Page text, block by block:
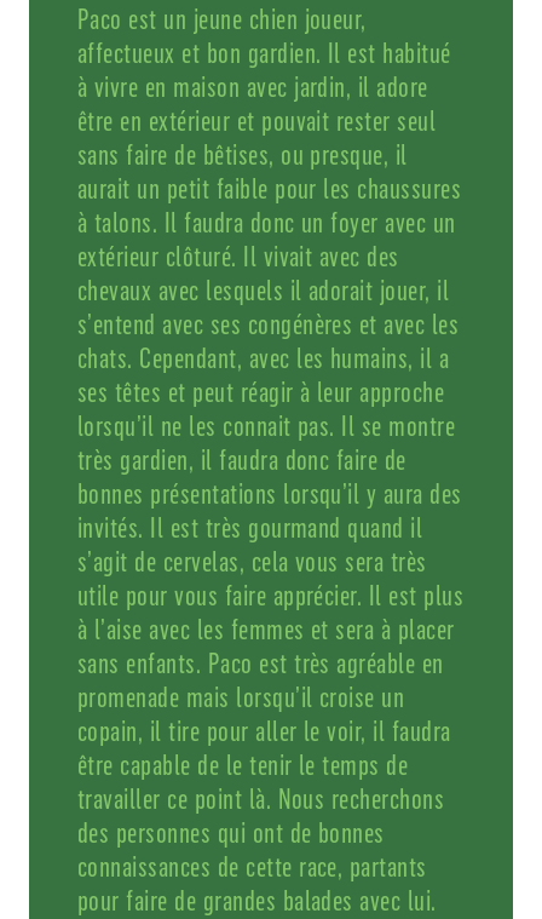
Paco est un jeune chien joueur,
affectueux et bon gardien. Il est habitué
à vivre en maison avec jardin, il adore
être en extérieur et pouvait rester seul
sans faire de bêtises, ou presque, il
aurait un petit faible pour les chaussures
à talons. Il faudra donc un foyer avec un
extérieur clôturé. Il vivait avec des
chevaux avec lesquels il adorait jouer, il
s’entend avec ses congénères et avec les
chats. Cependant, avec les humains, il a
ses têtes et peut réagir à leur approche
lorsqu’il ne les connait pas. Il se montre
très gardien, il faudra donc faire de
bonnes présentations lorsqu’il y aura des
invités. Il est très gourmand quand il
s’agit de cervelas, cela vous sera très
utile pour vous faire apprécier. Il est plus
à l’aise avec les femmes et sera à placer
sans enfants. Paco est très agréable en
promenade mais lorsqu’il croise un
copain, il tire pour aller le voir, il faudra
être capable de le tenir le temps de
travailler ce point là. Nous recherchons
des personnes qui ont de bonnes
connaissances de cette race, partants
pour faire de grandes balades avec lui.